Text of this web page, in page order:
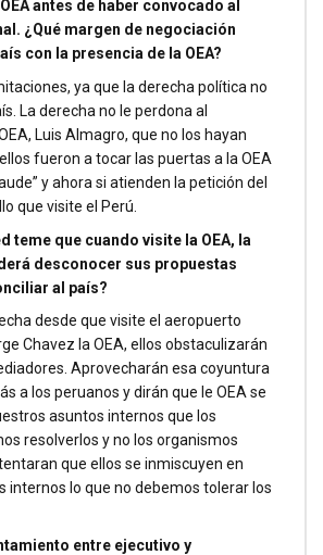
antes de haber convocado al
¿Qué margen de negociación
con la presencia de la OEA?
ya que la derecha política no
La derecha no le perdona al
Luis Almagro, que no los hayan
fueron a tocar las puertas a la OEA
y ahora si atienden la petición del
que visite el Perú.
teme que cuando visite la OEA, la
desconocer sus propuestas
al país?
desde que visite el aeropuerto
Chavez la OEA, ellos obstaculizarán
Aprovecharán esa coyuntura
a los peruanos y dirán que le OEA se
asuntos internos que los
resolverlos y no los organismos
que ellos se inmiscuyen en
internos lo que no debemos tolerar los
entre ejecutivo y